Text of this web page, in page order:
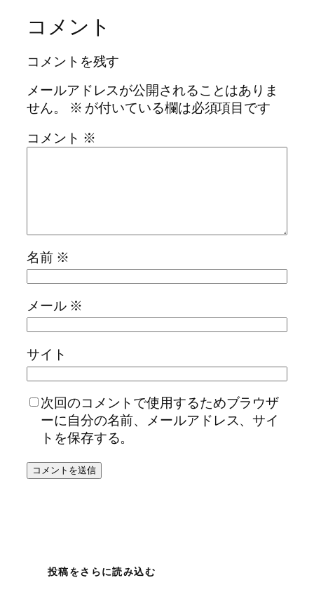
コメント
コメントを残す
メールアドレスが公開されることはありま
せん。
※ が付いている欄は必須項目です
コメント ※
名前 ※
メール ※
サイト
次回のコメントで使用するためブラウザ
ーに自分の名前、メールアドレス、サイ
トを保存する。
投稿をさらに読み込む